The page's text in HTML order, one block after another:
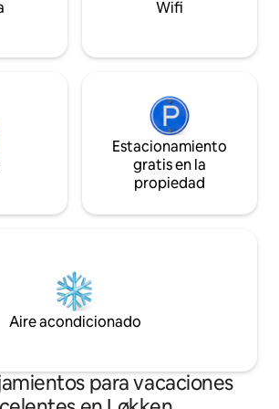
tranquilo. Wifi
Wifi
Estacionamiento
gratis en la
propiedad
Aire acondicionado
para vacaciones